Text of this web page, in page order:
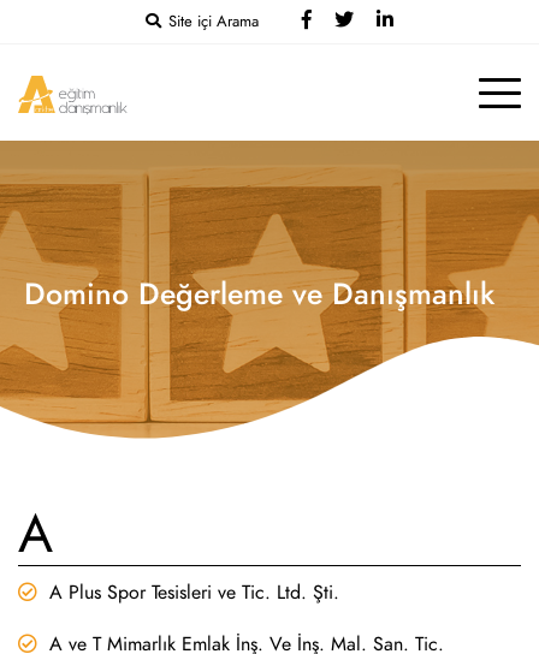
Site içi Arama
Domino Değerleme ve Danışmanlık
A
A Plus Spor Tesisleri ve Tic. Ltd. Şti.
A ve T Mimarlık Emlak İnş. Ve İnş. Mal. San. Tic.